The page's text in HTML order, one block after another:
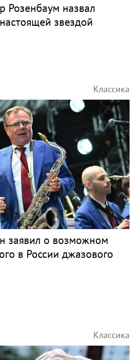
Розенбаум назвал
звездой
Классика
заявил о возможном
в России джазового
Классика